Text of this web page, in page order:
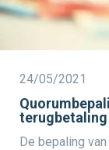
24/05/2021
terugbetaling
De bepaling